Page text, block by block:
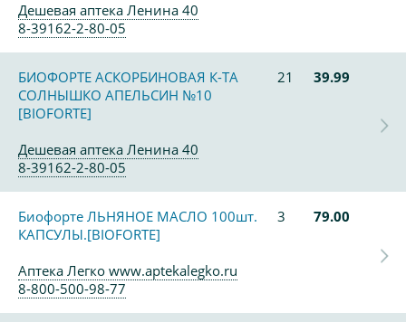
Дешевая аптека Ленина 40
8-39162-2-80-05
БИОФОРТЕ АСКОРБИНОВАЯ К-ТА
СОЛНЫШКО АПЕЛЬСИН №10
[BIOFORTE]
21 39.99
Дешевая аптека Ленина 40
8-39162-2-80-05
Биофорте ЛЬНЯНОЕ МАСЛО 100шт.
КАПСУЛЫ.[BIOFORTE]
3 79.00
Аптека Легко www.aptekalegko.ru
8-800-500-98-77